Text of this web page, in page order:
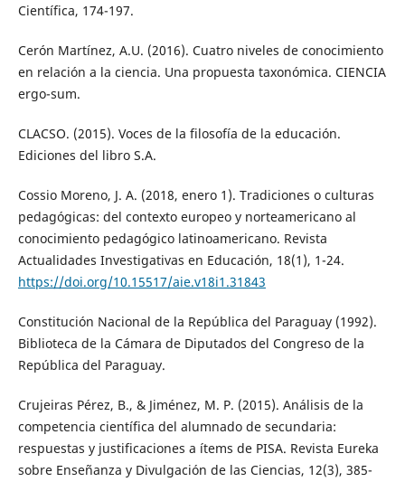
Científica, 174-197.
Cerón Martínez, A.U. (2016). Cuatro niveles de conocimiento
en relación a la ciencia. Una propuesta taxonómica. CIENCIA
ergo-sum.
CLACSO. (2015). Voces de la filosofía de la educación.
Ediciones del libro S.A.
Cossio Moreno, J. A. (2018, enero 1). Tradiciones o culturas
pedagógicas: del contexto europeo y norteamericano al
conocimiento pedagógico latinoamericano. Revista
Actualidades Investigativas en Educación, 18(1), 1-24.
https://doi.org/10.15517/aie.v18i1.31843
Constitución Nacional de la República del Paraguay (1992).
Biblioteca de la Cámara de Diputados del Congreso de la
República del Paraguay.
Crujeiras Pérez, B., & Jiménez, M. P. (2015). Análisis de la
competencia científica del alumnado de secundaria:
respuestas y justificaciones a ítems de PISA. Revista Eureka
sobre Enseñanza y Divulgación de las Ciencias, 12(3), 385-